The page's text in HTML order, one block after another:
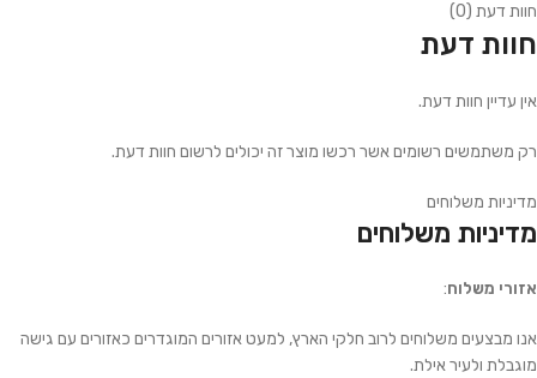
חוות דעת (0)
חוות דעת
אין עדיין חוות דעת.
רק משתמשים רשומים אשר רכשו מוצר זה יכולים לרשום חוות דעת.
מדיניות משלוחים
מדיניות משלוחים
אזורי משלוח:
אנו מבצעים משלוחים לרוב חלקי הארץ, למעט אזורים המוגדרים כאזורים עם גישה
מוגבלת ולעיר אילת.